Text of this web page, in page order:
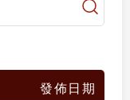
發佈日期